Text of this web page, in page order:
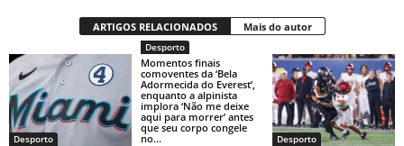
ARTIGOS RELACIONADOS Mais do autor
Desporto
Desporto
Momentos finais
comoventes da ‘Bela
Adormecida do Everest’,
enquanto a alpinista
implora ‘Não me deixe
aqui para morrer’ antes
que seu corpo congele
no...
Desporto